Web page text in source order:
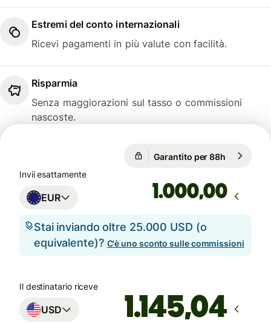
Estremi del conto internazionali
Ricevi pagamenti in più valute con facilità.
Risparmia
Senza maggiorazioni sul tasso o commissioni
nascoste.
Garantito per 88h
Invii esattamente
EUR ,00
Stai inviando oltre 25.000 USD (o
equivalente)? C'è uno sconto sulle commissioni
Il destinatario riceve
USD